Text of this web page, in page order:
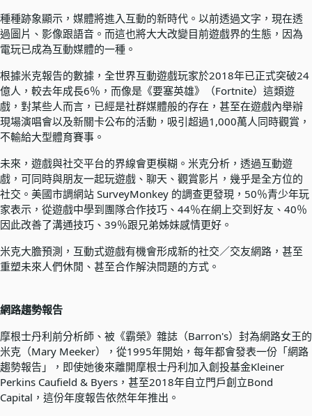
種種跡象顯示，媒體將進入互動的新時代。以前透過文字，現在透
過圖片、影像跟語音。而這也將大大改變目前遊戲界的生態，因為
電玩已成為互動媒體的一種。
根據米克報告的數據，全世界互動遊戲玩家於2018年已正式突破24
億人，較去年成長6％，而像是《要塞英雄》（Fortnite）這類遊
戲，對某些人而言，已經是社群媒體般的存在，甚至在遊戲內舉辦
現場演唱會以及新關卡公布的活動，吸引超過1,000萬人同時觀賞，
不輸給大型體育賽事。
未來，遊戲與社交平台的界線會更模糊。米克分析，透過互動遊
戲，可同時與朋友一起玩遊戲、聊天、觀賞影片，幾乎是全方位的
社交。美國市調網站 SurveyMonkey 的調查更發現，50％青少年玩
家表示，從遊戲中學到團隊合作技巧、44％在網上交到好友、40％
因此改善了溝通技巧、39％跟兄弟姊妹感情更好。
米克大膽預測，互動式遊戲有機會形成新的社交／交友網路，甚至
重塑未來人們休閒、甚至合作解決問題的方式。
網路趨勢報告
摩根士丹利前分析師、被《霸榮》雜誌（Barron's）封為網路女王的
米克（Mary Meeker），從1995年開始，每年都會發表一份「網路
趨勢報告」，即使她後來離開摩根士丹利加入創投基金Kleiner
Perkins Caufield & Byers，甚至2018年自立門戶創立Bond
Capital，這份年度報告依然年年推出。